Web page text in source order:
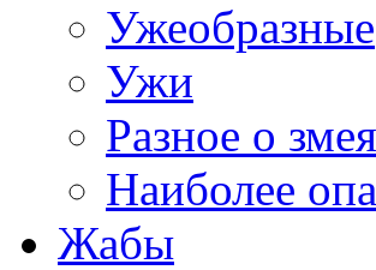
Ужеобразные
Ужи
Разное о
Наиболее
Жабы